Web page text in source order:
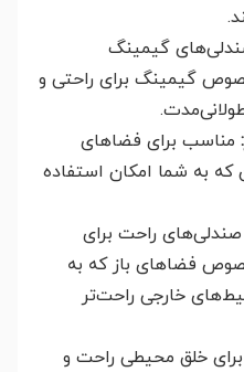
گیمینگ
گیمینگ برای راحتی و
مناسب برای فضاهای
به شما امکان استفاده
صندلی‌های راحت برای
فضاهای باز که به
خارجی راحت‌تر
برای خلق محیطی راحت و